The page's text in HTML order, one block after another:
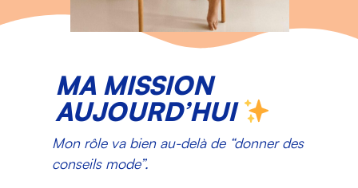
MA MISSION
AUJOURD’HUI
Mon rôle va bien au-delà de “donner des
conseils mode”.